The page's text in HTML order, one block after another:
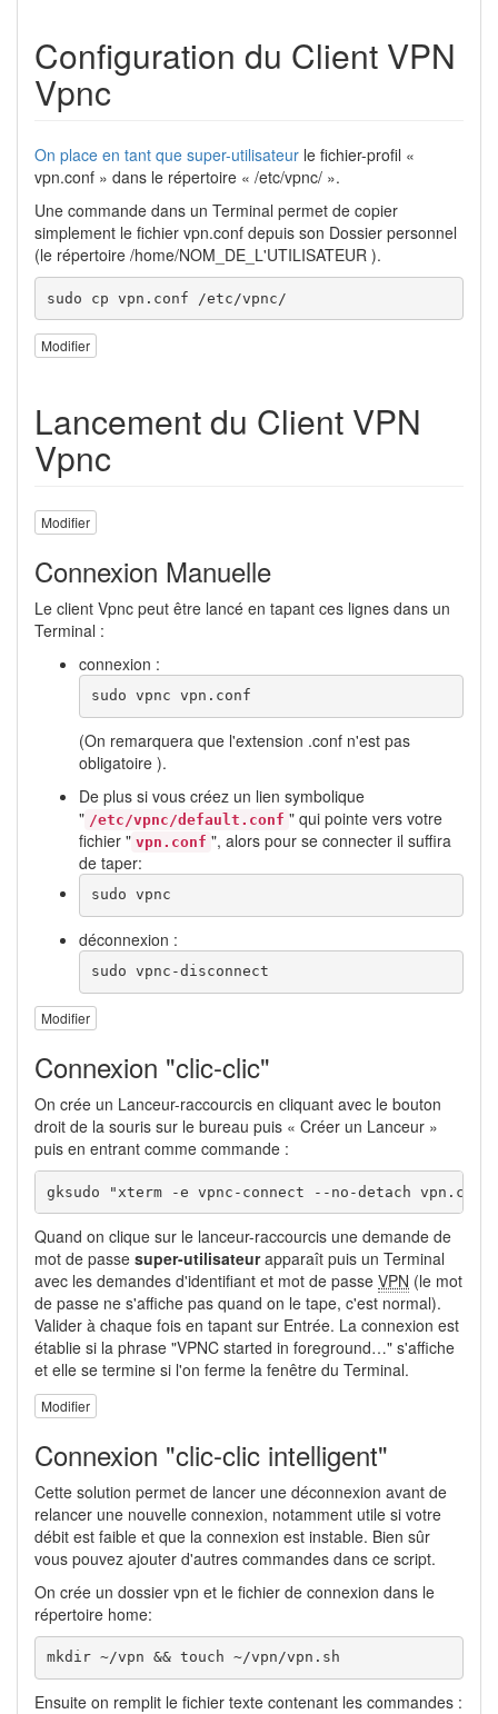
Configuration du Client VPN
Vpnc
On place en tant que super-utilisateur le fichier-profil «
vpn.conf » dans le répertoire « /etc/vpnc/ ».
Une commande dans un Terminal permet de copier
simplement le fichier vpn.conf depuis son Dossier personnel
(le répertoire /home/NOM_DE_L'UTILISATEUR ).
sudo cp vpn.conf /etc/vpnc/
Modifier
Lancement du Client VPN
Vpnc
Modifier
Connexion Manuelle
Le client Vpnc peut être lancé en tapant ces lignes dans un
Terminal :
connexion :
sudo vpnc vpn.conf
(On remarquera que l'extension .conf n'est pas
obligatoire ).
De plus si vous créez un lien symbolique
" /etc/vpnc/default.conf " qui pointe vers votre
fichier " vpn.conf ", alors pour se connecter il suffira
de taper:
sudo vpnc
déconnexion :
sudo vpnc-disconnect
Modifier
Connexion "clic-clic"
On crée un Lanceur-raccourcis en cliquant avec le bouton
droit de la souris sur le bureau puis « Créer un Lanceur »
puis en entrant comme commande :
gksudo "xterm -e vpnc-connect --no-detach
Quand on clique sur le lanceur-raccourcis une demande de
mot de passe super-utilisateurapparaît puis un Terminal
avec les demandes d'identifiant et mot de passe VPN (le mot
de passe ne s'affiche pas quand on le tape, c'est normal).
Valider à chaque fois en tapant sur Entrée. La connexion est
établie si la phrase "VPNC started in foreground…" s'affiche
et elle se termine si l'on ferme la fenêtre du Terminal.
Modifier
Connexion "clic-clic intelligent"
Cette solution permet de lancer une déconnexion avant de
relancer une nouvelle connexion, notamment utile si votre
débit est faible et que la connexion est instable. Bien sûr
vous pouvez ajouter d'autres commandes dans ce script.
On crée un dossier vpn et le fichier de connexion dans le
répertoire home:
mkdir ~/vpn && touch ~/vpn/vpn.sh
Ensuite on remplit le fichier texte contenant les commandes :